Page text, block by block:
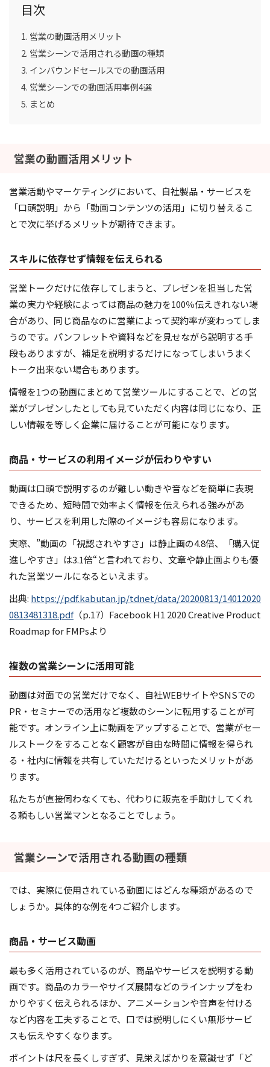
目次
営業の動画活用メリット
営業シーンで活用される動画の種類
インバウンドセールスでの動画活用
営業シーンでの動画活用事例4選
まとめ
営業の動画活用メリット
営業活動やマーケティングにおいて、自社製品・サービスを
「口頭説明」から「動画コンテンツの活用」に切り替えるこ
とで次に挙げるメリットが期待できます。
スキルに依存せず情報を伝えられる
営業トークだけに依存してしまうと、プレゼンを担当した営
業の実力や経験によっては商品の魅力を100％伝えきれない場
合があり、同じ商品なのに営業によって契約率が変わってしま
うのです。パンフレットや資料などを見せながら説明する手
段もありますが、補足を説明するだけになってしまいうまく
トーク出来ない場合もあります。
情報を1つの動画にまとめて営業ツールにすることで、どの営
業がプレゼンしたとしても見ていただく内容は同じになり、正
しい情報を等しく企業に届けることが可能になります。
商品・サービスの利用イメージが伝わりやすい
動画は口頭で説明するのが難しい動きや音などを簡単に表現
できるため、短時間で効率よく情報を伝えられる強みがあ
り、サービスを利用した際のイメージも容易になります。
実際、”動画の「視認されやすさ」は静止画の4.8倍、「購入促
進しやすさ」は3.1倍“と言われており、文章や静止画よりも優
れた営業ツールになるといえます。
出典: https://pdf.kabutan.jp/tdnet/data/20200813/14012020
0813481318.pdf（p.17）Facebook H1 2020 Creative Product
Roadmap for FMPsより
複数の営業シーンに活用可能
動画は対面での営業だけでなく、自社WEBサイトやSNSでの
PR・セミナーでの活用など複数のシーンに転用することが可
能です。オンライン上に動画をアップすることで、営業がセー
ルストークをすることなく顧客が自由な時間に情報を得られ
る・社内に情報を共有していただけるといったメリットがあ
ります。
私たちが直接伺わなくても、代わりに販売を手助けしてくれ
る頼もしい営業マンとなることでしょう。
営業シーンで活用される動画の種類
では、実際に使用されている動画にはどんな種類があるので
しょうか。具体的な例を4つご紹介します。
商品・サービス動画
最も多く活用されているのが、商品やサービスを説明する動
画です。商品のカラーやサイズ展開などのラインナップをわ
かりやすく伝えられるほか、アニメーションや音声を付ける
など内容を工夫することで、口では説明しにくい無形サービ
スも伝えやすくなります。
ポイントは尺を長くしすぎず、見栄えばかりを意識せず「ど